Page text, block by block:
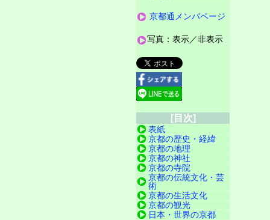
京都通メンバページ
写真：表示／非表示
[目次]
表紙
京都の歴史・経緯
京都の地理
京都の神社
京都の寺院
京都の伝統文化・芸
術
京都の生活文化
京都の観光
日本・世界の京都